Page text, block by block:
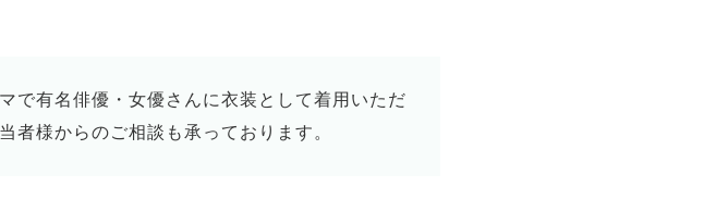
で有名俳優・女優さんに衣装として着用いただ
者様からのご相談も承っております。